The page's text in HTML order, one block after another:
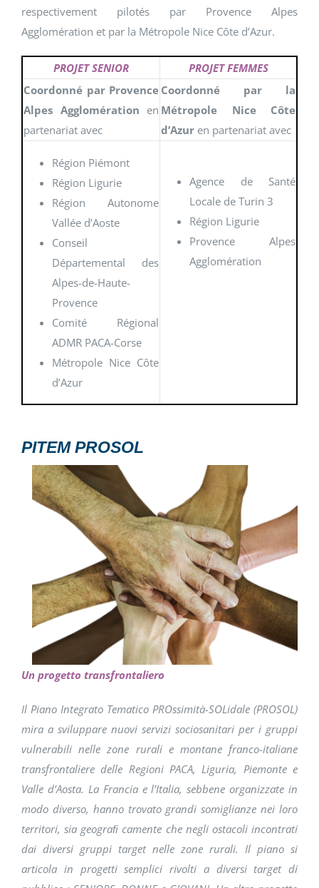
respectivement pilotés par Provence Alpes
Agglomération et par la Métropole Nice Côte d’Azur.
PROJET SENIOR
PROJET FEMMES
Coordonné par Provence
Alpes Agglomération en
partenariat avec
Coordonné par la
Métropole Nice Côte
d’Azur en partenariat avec
Région Piémont
Région Ligurie
Région Autonome
Vallée d’Aoste
Conseil
Départemental des
Alpes-de-Haute-
Provence
Comité Régional
ADMR PACA-Corse
Métropole Nice Côte
d’Azur
Agence de Santé
Locale de Turin 3
Région Ligurie
Provence Alpes
Agglomération
PITEM PROSOL
Un progetto transfrontaliero
Il Piano Integrato Tematico PROssimità-SOLidale (PROSOL)
mira a sviluppare nuovi servizi sociosanitari per i gruppi
vulnerabili nelle zone rurali e montane franco-italiane
transfrontaliere delle Regioni PACA, Liguria, Piemonte e
Valle d’Aosta. La Francia e l’Italia, sebbene organizzate in
modo diverso, hanno trovato grandi somiglianze nei loro
territori, sia geograﬁ camente che negli ostacoli incontrati
dai diversi gruppi target nelle zone rurali. Il piano si
articola in progetti semplici rivolti a diversi target di